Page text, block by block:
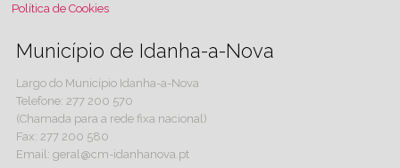
Política de Cookies
Município de Idanha-a-Nova
Largo do Município Idanha-a-Nova
Telefone: 277 200 570
(Chamada para a rede fixa nacional)
Fax: 277 200 580
Email: geral@cm-idanhanova.pt